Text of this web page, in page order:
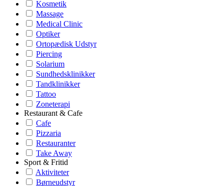
Kosmetik
Massage
Medical Clinic
Optiker
Ortopædisk Udstyr
Piercing
Solarium
Sundhedsklinikker
Tandklinikker
Tattoo
Zoneterapi
Restaurant & Cafe
Cafe
Pizzaria
Restauranter
Take Away
Sport & Fritid
Aktiviteter
Børneudstyr